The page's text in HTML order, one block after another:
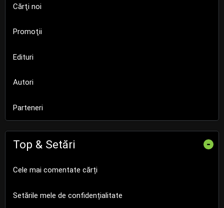
Cărţi noi
Promoţii
Edituri
Autori
Parteneri
Top & Setări -
Cele mai comentate cărți
Setările mele de confidențialitate